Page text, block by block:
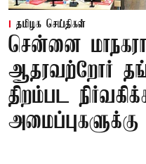
தமிழக செய்திகள்
சென்னை
ஆதரவற்றோர்
திறம்பட
அமைப்புகளுக்கு